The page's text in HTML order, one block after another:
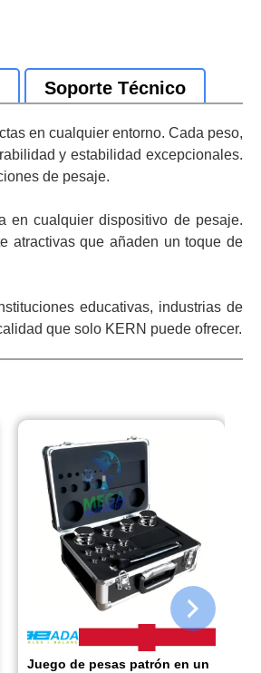
Soporte Técnico
en cualquier entorno. Cada peso,
y estabilidad excepcionales.
de pesaje.
en cualquier dispositivo de pesaje.
atractivas que añaden un toque de
educativas, industrias de
que solo KERN puede ofrecer.
Juego de pesas patrón en un